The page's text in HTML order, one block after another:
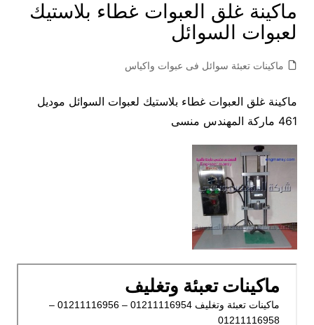
ماكينة غلق العبوات غطاء بلاستيك
لعبوات السوائل
ماكينات تعبئة سوائل فى عبوات واكياس
ماكينة غلق العبوات غطاء بلاستيك لعبوات السوائل موديل
461 ماركة المهندس منسى